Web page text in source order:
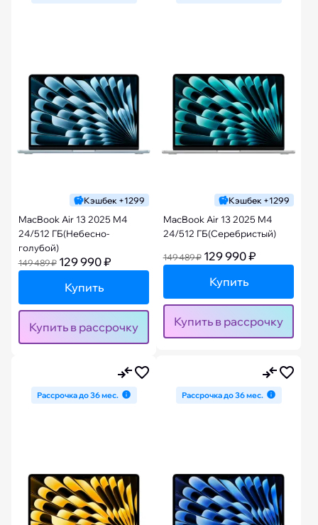
Кэшбек +1299
MacBook Air 13 2025 M4
24/512 ГБ(Небесно-
голубой)
149 489 ₽ 129 990 ₽
Купить
Купить в рассрочку
Кэшбек +1299
MacBook Air 13 2025 M4
24/512 ГБ(Серебристый)
149 489 ₽ 129 990 ₽
Купить
Купить в рассрочку
Рассрочка до 36 мес. Рассрочка до 36 мес.